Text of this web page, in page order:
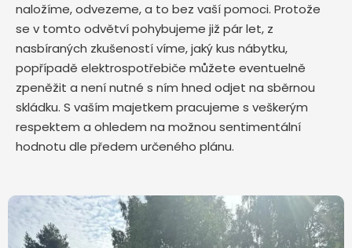
naložíme, odvezeme, a to bez vaší pomoci. Protože
se v tomto odvětví pohybujeme již pár let, z
nasbíraných zkušeností víme, jaký kus nábytku,
popřípadě elektrospotřebiče můžete eventuelně
zpeněžit a není nutné s ním hned odjet na sběrnou
skládku. S vaším majetkem pracujeme s veškerým
respektem a ohledem na možnou sentimentální
hodnotu dle předem určeného plánu.